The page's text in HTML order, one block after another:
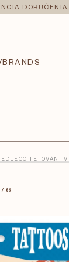
BRANDS
DJECO TETOVÁNÍ